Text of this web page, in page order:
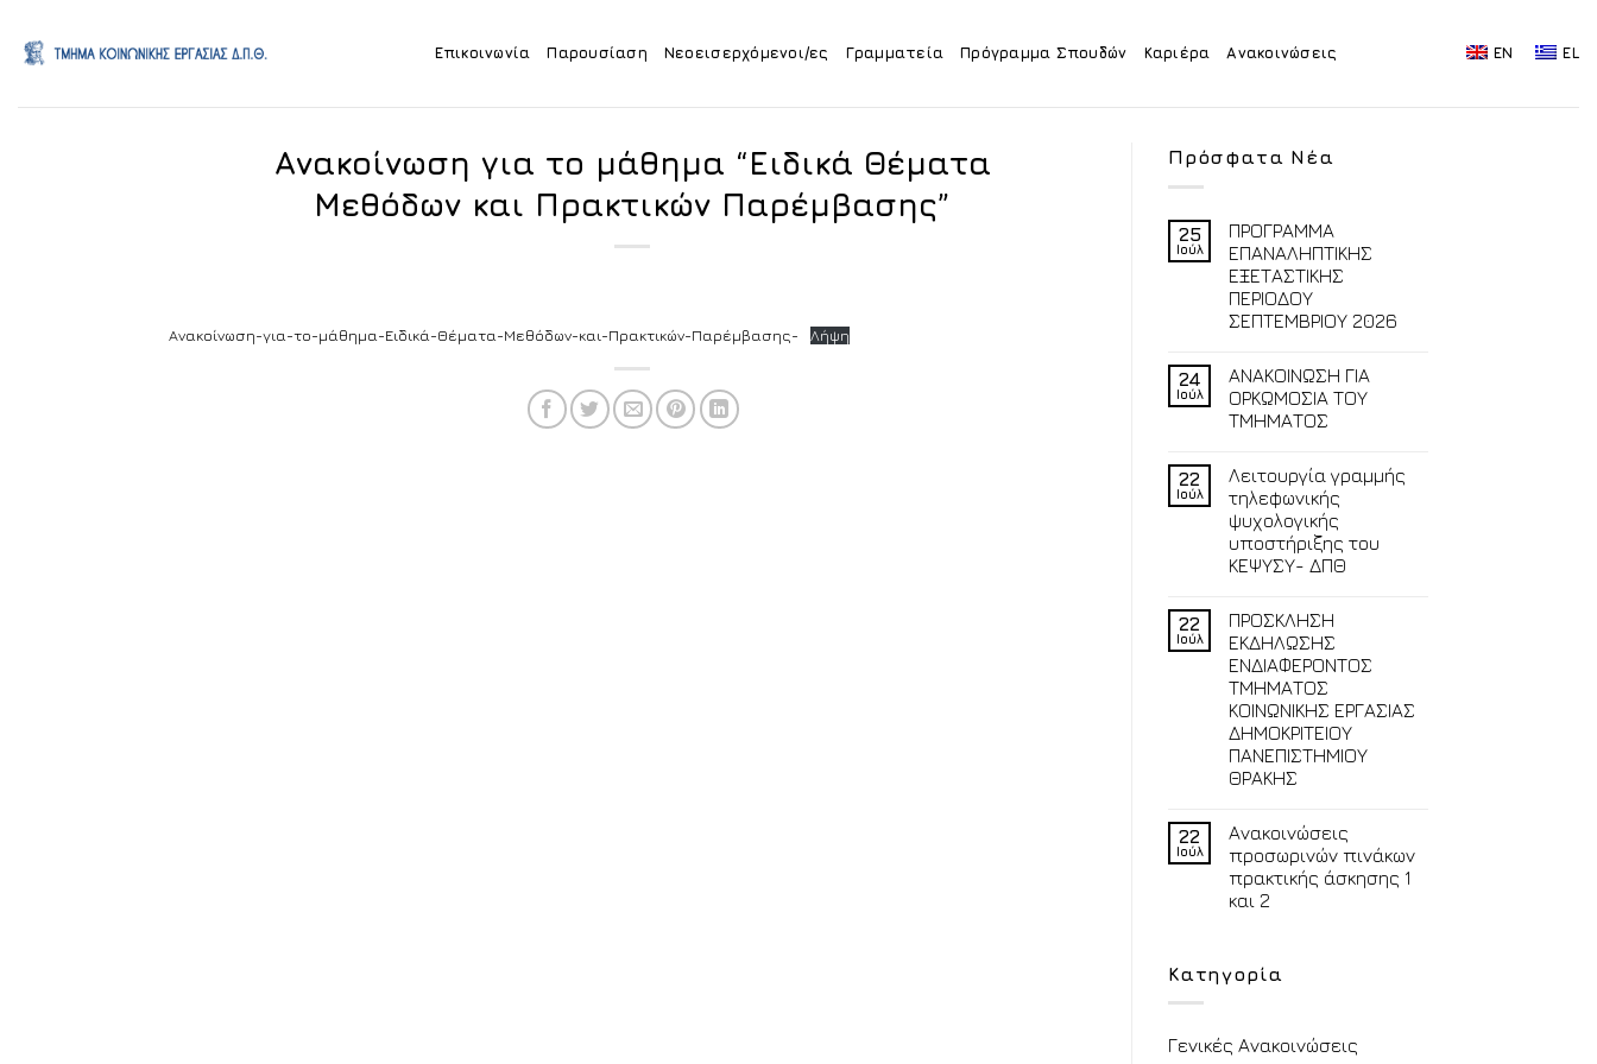
content
Επικοινωνία Παρουσίαση Νεοεισερχόμενοι/ες Γραμματεία Πρόγραμμα Σπουδών Καριέρα Ανακοινώσεις EN EL
Ανακοίνωση για το μάθημα “Ειδικά Θέματα
Μεθόδων και Πρακτικών Παρέμβασης”
Ανακοίνωση-για-το-μάθημα-Ειδικά-Θέματα-Μεθόδων-και-Πρακτικών-Παρέμβασης- Λήψη
Πρόσφατα Νέα
25
Ιούλ
ΠΡΟΓΡΑΜΜΑ
ΕΠΑΝΑΛΗΠΤΙΚΗΣ
ΕΞΕΤΑΣΤΙΚΗΣ
ΠΕΡΙΟΔΟΥ
ΣΕΠΤΕΜΒΡΙΟΥ 2026
24
Ιούλ
ΑΝΑΚΟΙΝΩΣΗ ΓΙΑ
ΟΡΚΩΜΟΣΙΑ ΤΟΥ
ΤΜΗΜΑΤΟΣ
22
Ιούλ
Λειτουργία γραμμής
τηλεφωνικής
ψυχολογικής
υποστήριξης του
ΚΕΨΥΣΥ- ΔΠΘ
22
Ιούλ
ΠΡΟΣΚΛΗΣΗ
ΕΚΔΗΛΩΣΗΣ
ΕΝΔΙΑΦΕΡΟΝΤΟΣ
ΤΜΗΜΑΤΟΣ
ΚΟΙΝΩΝΙΚΗΣ ΕΡΓΑΣΙΑΣ
ΔΗΜΟΚΡΙΤΕΙΟΥ
ΠΑΝΕΠΙΣΤΗΜΙΟΥ
ΘΡΑΚΗΣ
22
Ιούλ
Ανακοινώσεις
προσωρινών πινάκων
πρακτικής άσκησης 1
και 2
Κατηγορία
Γενικές Ανακοινώσεις